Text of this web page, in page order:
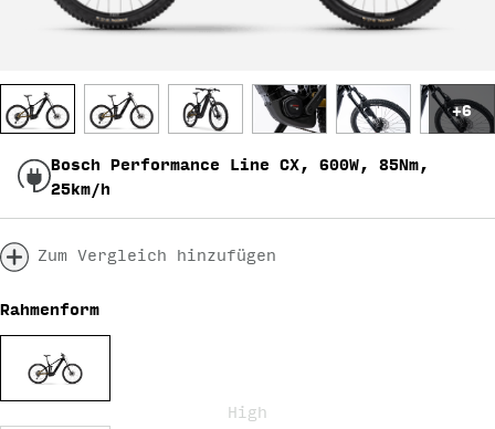
+6
Bosch Performance Line CX, 600W, 85Nm,
25km/h
Zum Vergleich hinzufügen
Rahmenform
High